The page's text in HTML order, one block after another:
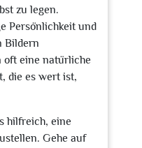
zu legen.
Persönlichkeit und
Bildern
oft eine natürliche
die es wert ist,
hilfreich, eine
Gehe auf